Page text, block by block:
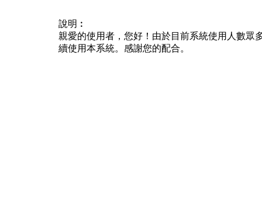
說明︰
親愛的使用者，您好！由於目前系統使用人數眾
續使用本系統。感謝您的配合。